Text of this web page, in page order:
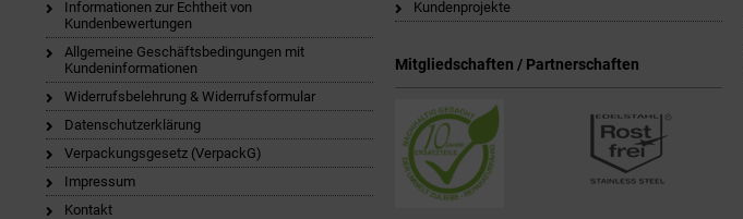
Informationen zur Echtheit von
Kundenbewertungen
Allgemeine Geschäftsbedingungen mit
Kundeninformationen
Widerrufsbelehrung & Widerrufsformular
Datenschutzerklärung
Verpackungsgesetz (VerpackG)
Impressum
Kontakt
Kundenprojekte
Mitgliedschaften / Partnerschaften